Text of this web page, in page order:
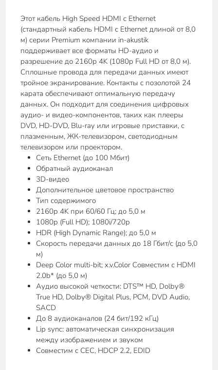
Этот кабель High Speed HDMI с Ethernet
(стандартный кабель HDMI с Ethernet длиной от 8,0
м) серии Premium компании in-akustik
поддерживает все форматы HD-аудио и
разрешение до 2160p 4K (1080p Full HD от 8,0 м).
Сплошные провода для передачи данных имеют
тройное экранирование. Контакты с позолотой 24
карата обеспечивают оптимальную передачу
данных. Он подходит для соединения цифровых
аудио- и видео-компонентов, таких как плееры
DVD, HD-DVD, Blu-ray или игровые приставки, с
плазменным, ЖК-телевизором, светодиодным
телевизором или проектором.
Сеть Ethernet (до 100 Мбит)
Обратный аудиоканал
3D-видео
Дополнительное цветовое пространство
Тип содержимого
2160p 4K при 60/60 Гц; до 5,0 м
1080p (Full HD); 1080i/720p
HDR (High Dynamic Range); до 5,0 м
Скорость передачи данных до 18 Гбит/с (до 5,0
м)
Deep Color multi-bit; x.v.Color Совместим с HDMI
2.0b* (до 5,0 м)
Аудио высокой четкости: DTS™ HD, Dolby®
True HD, Dolby® Digital Plus, PCM, DVD Audio,
SACD
До 8 аудиоканалов (24 бит/192 кГц)
Lip sync: автоматическая синхронизация
между изображением и звуком
Совместим с CEC, HDCP 2.2, EDID